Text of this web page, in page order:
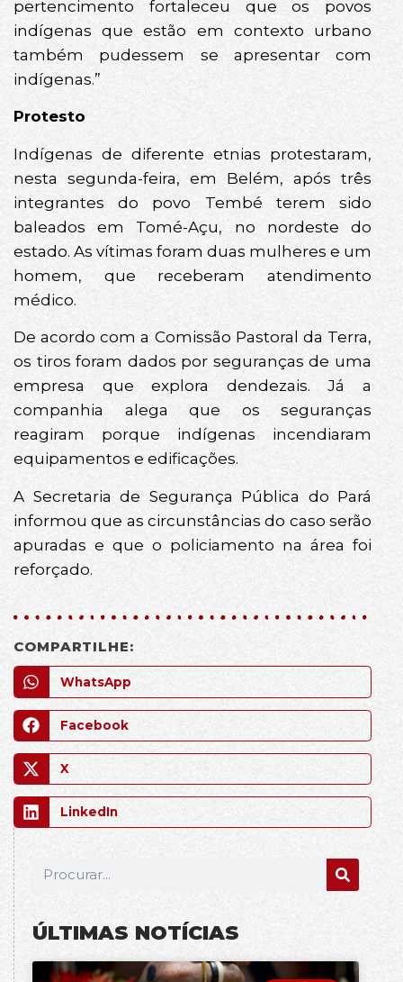
pertencimento fortaleceu que os povos
indígenas que estão em contexto urbano
também pudessem se apresentar com
indígenas.”
Protesto
Indígenas de diferente etnias protestaram,
nesta segunda-feira, em Belém, após três
integrantes do povo Tembé terem sido
baleados em Tomé-Açu, no nordeste do
estado. As vítimas foram duas mulheres e um
homem, que receberam atendimento
médico.
De acordo com a Comissão Pastoral da Terra,
os tiros foram dados por seguranças de uma
empresa que explora dendezais. Já a
companhia alega que os seguranças
reagiram porque indígenas incendiaram
equipamentos e edificações.
A Secretaria de Segurança Pública do Pará
informou que as circunstâncias do caso serão
apuradas e que o policiamento na área foi
reforçado.
COMPARTILHE:
WhatsApp
Facebook
X
LinkedIn
ÚLTIMAS NOTÍCIAS